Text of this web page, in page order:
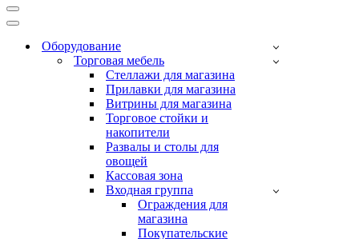
Меню
навигации
Меню
навигацииОборудование
Торговая мебель
Cтеллажи для магазина
Прилавки для магазина
Витрины для магазина
Торговое стойки и
накопители
Развалы и столы для
овощей
Кассовая зона
Входная группа
Ограждения для
магазина
Покупательские